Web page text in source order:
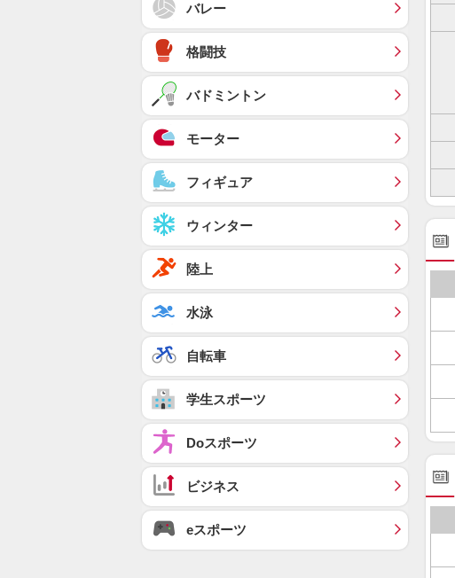
バレー
格闘技
バドミントン
モーター
フィギュア
ウィンター
陸上
水泳
自転車
学生スポーツ
Doスポーツ
ビジネス
eスポーツ